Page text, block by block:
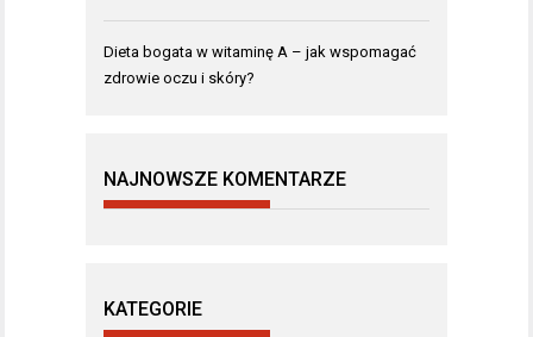
Dieta bogata w witaminę A – jak wspomagać
zdrowie oczu i skóry?
NAJNOWSZE KOMENTARZE
KATEGORIE